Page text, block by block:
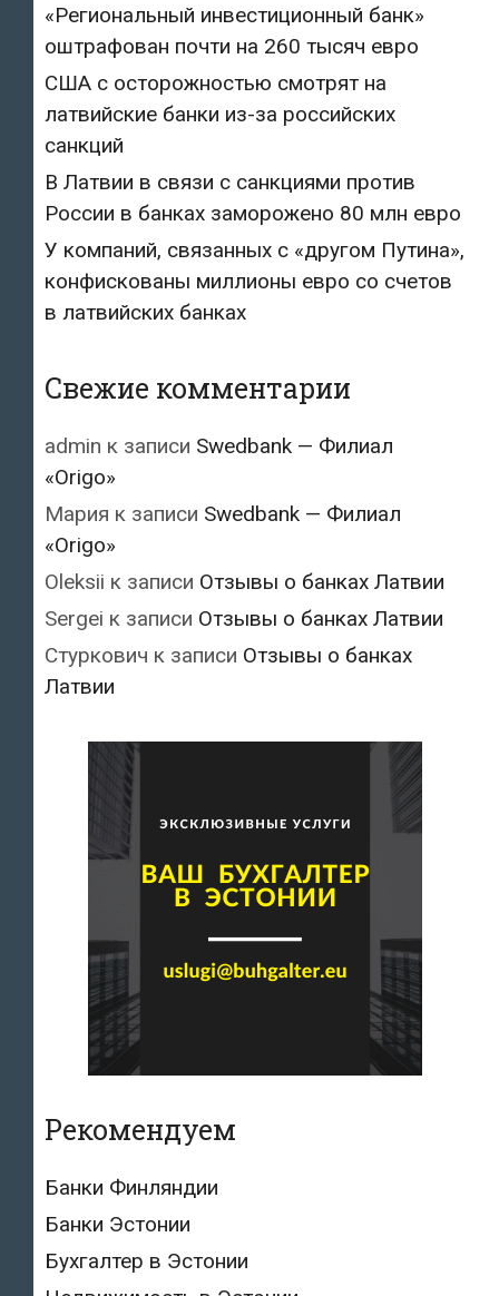
«Региональный инвестиционный банк»
оштрафован почти на 260 тысяч евро
США с осторожностью смотрят на
латвийские банки из-за российских
санкций
В Латвии в связи с санкциями против
России в банках заморожено 80 млн евро
У компаний, связанных с «другом Путина»,
конфискованы миллионы евро со счетов
в латвийских банках
Свежие комментарии
admin к записи Swedbank — Филиал
«Origo»
Мария к записи Swedbank — Филиал
«Origo»
Oleksii к записи Отзывы о банках Латвии
Sergei к записи Отзывы о банках Латвии
Стуркович к записи Отзывы о банках
Латвии
Рекомендуем
Банки Финляндии
Банки Эстонии
Бухгалтер в Эстонии